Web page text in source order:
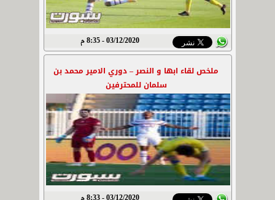
03/12/2020 - 8:35 م
ملخص لقاء ابها و النصر – دوري الامير محمد بن
سلمان للمحترفين